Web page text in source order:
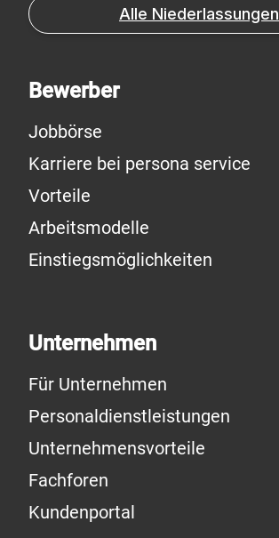
Alle Niederlassungen
Bewerber
Jobbörse
Karriere bei persona service
Vorteile
Arbeitsmodelle
Einstiegsmöglichkeiten
Unternehmen
Für Unternehmen
Personaldienstleistungen
Unternehmensvorteile
Fachforen
Kundenportal